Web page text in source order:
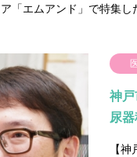
「エムアンド」で特集
神
尿
【